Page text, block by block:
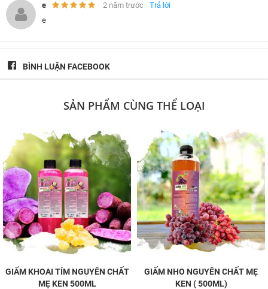
e 2 năm trước
Trả lời
e
BÌNH LUẬN FACEBOOK
SẢN PHẨM CÙNG THỂ LOẠI
GIẤM KHOAI TÍM NGUYÊN CHẤT
MẸ KEN 500ML
GIẤM NHO NGUYÊN CHẤT MẸ
KEN ( 500ML)